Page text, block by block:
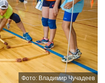
Фото: Владимир Чучадеев